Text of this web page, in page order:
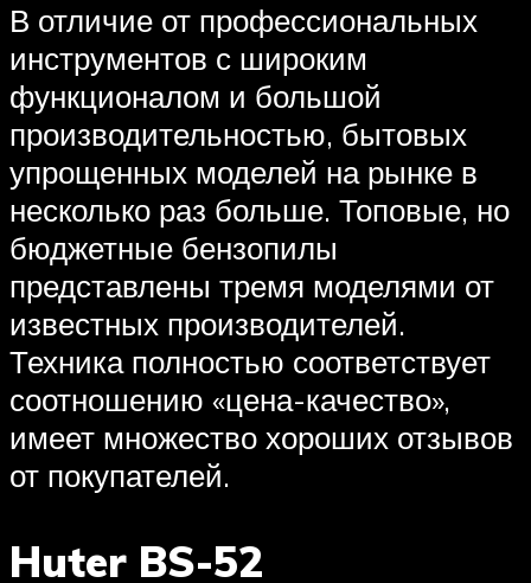
В отличие от профессиональных
инструментов с широким
функционалом и большой
производительностью, бытовых
упрощенных моделей на рынке в
несколько раз больше. Топовые, но
бюджетные бензопилы
представлены тремя моделями от
известных производителей.
Техника полностью соответствует
соотношению «цена-качество»,
имеет множество хороших отзывов
от покупателей.
Huter BS-52